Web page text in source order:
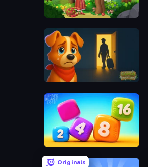
Northern Merge
Ranch Adventures
Number Blast 2048
Originals